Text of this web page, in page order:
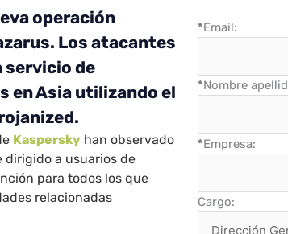
operación
Los atacantes
servicio de
en Asia utilizando el
Kaspersky han observado
a usuarios de
para todos los que
relacionadas
*Email:
*Nombre
*Empresa:
Cargo: